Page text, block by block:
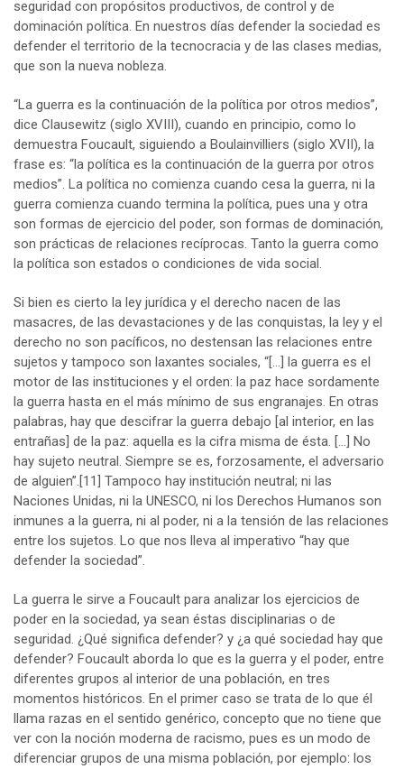
seguridad con propósitos productivos, de control y de
dominación política. En nuestros días defender la sociedad es
defender el territorio de la tecnocracia y de las clases medias,
que son la nueva nobleza.
“La guerra es la continuación de la política por otros medios”,
dice Clausewitz (siglo XVIII), cuando en principio, como lo
demuestra Foucault, siguiendo a Boulainvilliers (siglo XVII), la
frase es: “la política es la continuación de la guerra por otros
medios”. La política no comienza cuando cesa la guerra, ni la
guerra comienza cuando termina la política, pues una y otra
son formas de ejercicio del poder, son formas de dominación,
son prácticas de relaciones recíprocas. Tanto la guerra como
la política son estados o condiciones de vida social.
Si bien es cierto la ley jurídica y el derecho nacen de las
masacres, de las devastaciones y de las conquistas, la ley y el
derecho no son pacíficos, no destensan las relaciones entre
sujetos y tampoco son laxantes sociales, “[…] la guerra es el
motor de las instituciones y el orden: la paz hace sordamente
la guerra hasta en el más mínimo de sus engranajes. En otras
palabras, hay que descifrar la guerra debajo [al interior, en las
entrañas] de la paz: aquella es la cifra misma de ésta. […] No
hay sujeto neutral. Siempre se es, forzosamente, el adversario
de alguien”.[11] Tampoco hay institución neutral; ni las
Naciones Unidas, ni la UNESCO, ni los Derechos Humanos son
inmunes a la guerra, ni al poder, ni a la tensión de las relaciones
entre los sujetos. Lo que nos lleva al imperativo “hay que
defender la sociedad”.
La guerra le sirve a Foucault para analizar los ejercicios de
poder en la sociedad, ya sean éstas disciplinarias o de
seguridad. ¿Qué significa defender? y ¿a qué sociedad hay que
defender? Foucault aborda lo que es la guerra y el poder, entre
diferentes grupos al interior de una población, en tres
momentos históricos. En el primer caso se trata de lo que él
llama razas en el sentido genérico, concepto que no tiene que
ver con la noción moderna de racismo, pues es un modo de
diferenciar grupos de una misma población, por ejemplo: los